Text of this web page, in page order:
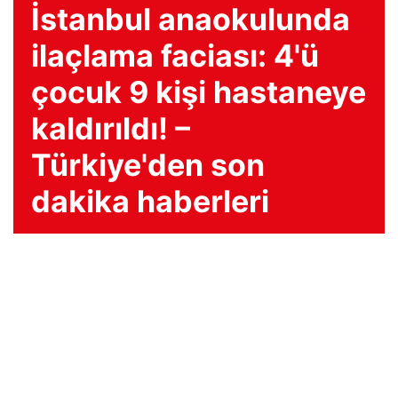
İstanbul anaokulunda
ilaçlama faciası: 4'ü
çocuk 9 kişi hastaneye
kaldırıldı! –
Türkiye'den son
dakika haberleri